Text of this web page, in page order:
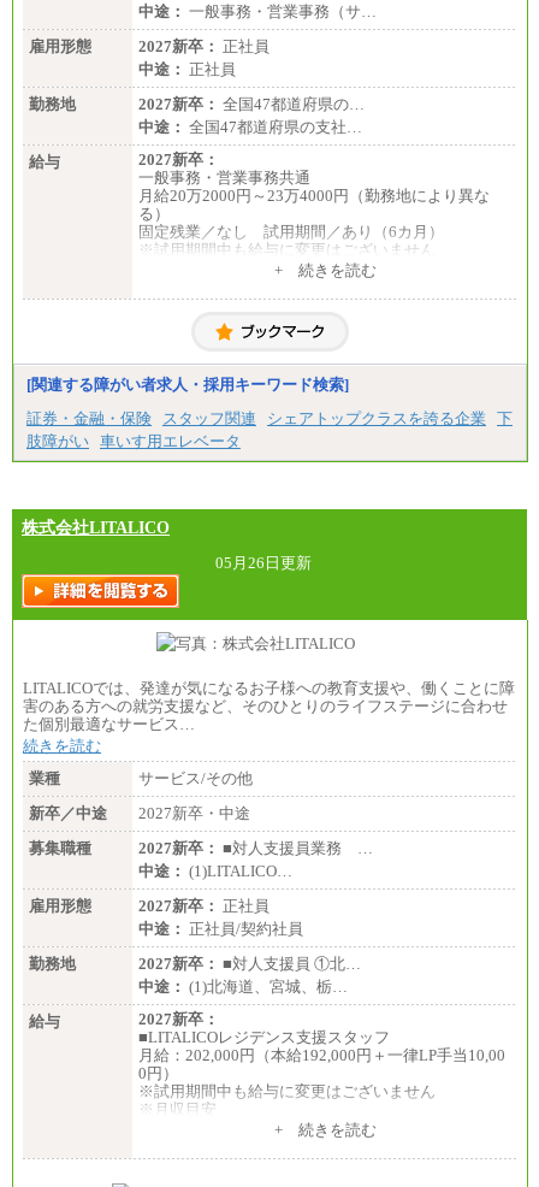
中途： 一般事務・営業事務（サ…
雇用形態
2027新卒： 正社員
中途： 正社員
勤務地
2027新卒： 全国47都道府県の…
中途： 全国47都道府県の支社…
給与
2027新卒：
一般事務・営業事務共通
月給20万2000円～23万4000円（勤務地により異な
る）
固定残業／なし 試用期間／あり（6カ月）
※試用期間中も給与に変更はございません
月給20万2000円～23万4000円（勤務地により異な
固定残業／なし 試用期間／あり（6か月）
+ 続きを読む
[関連する障がい者求人・採用キーワード検索]
証券・金融・保険
スタッフ関連 シェアトップクラスを誇る企業
下
肢障がい 車いす用エレベータ
株式会社LITALICO
05月26日更新
LITALICOでは、発達が気になるお子様への教育支援や、働くことに障
害のある方への就労支援など、そのひとりのライフステージに合わせ
た個別最適なサービス…
続きを読む
業種
サービス/その他
新卒／中途
2027新卒・中途
募集職種
2027新卒： ■対人支援員業務 …
中途： (1)LITALICO…
雇用形態
2027新卒： 正社員
中途： 正社員/契約社員
勤務地
2027新卒： ■対人支援員 ①北…
中途： (1)北海道、宮城、栃…
給与
2027新卒：
■LITALICOレジデンス支援スタッフ
月給：202,000円（本給192,000円＋一律LP手当10,00
0円）
※試用期間中も給与に変更はございません
※月収目安
夜勤回数により変動
+ 続きを読む